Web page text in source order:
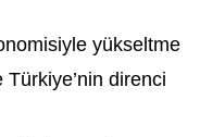
yükseltme
direnci